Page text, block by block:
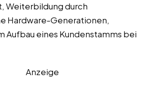
Weiterbildung durch
Hardware-Generationen,
Aufbau eines Kundenstamms bei
Anzeige